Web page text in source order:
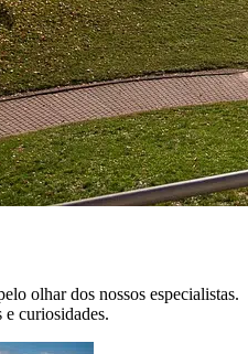
olhar dos nossos especialistas.
e curiosidades.